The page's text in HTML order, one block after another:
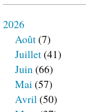
2026
Août(7)
Juillet(41)
Juin(66)
Mai(57)
Avril(50)